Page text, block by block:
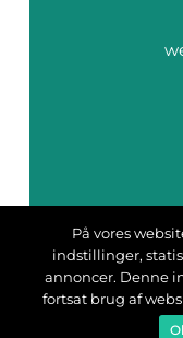
På vores
indstillinger,
annoncer. Denne
fortsat brug af